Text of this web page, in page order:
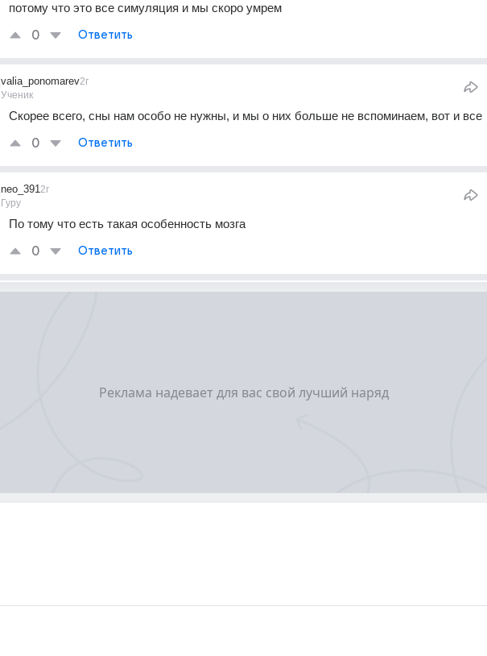
потому что это все симуляция и мы скоро умрем
0 Ответить
valia_ponomarev
Ученик
2г
Скорее всего, сны нам особо не нужны, и мы о них больше не вспоминаем, вот и все
0 Ответить
neo_391
Гуру
2г
По тому что есть такая особенность мозга
0 Ответить